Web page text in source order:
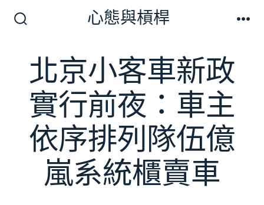
換
開
關
心態與槓桿
北京小客車新政
實行前夜：車主
依序排列隊伍億
嵐系統櫃賣車